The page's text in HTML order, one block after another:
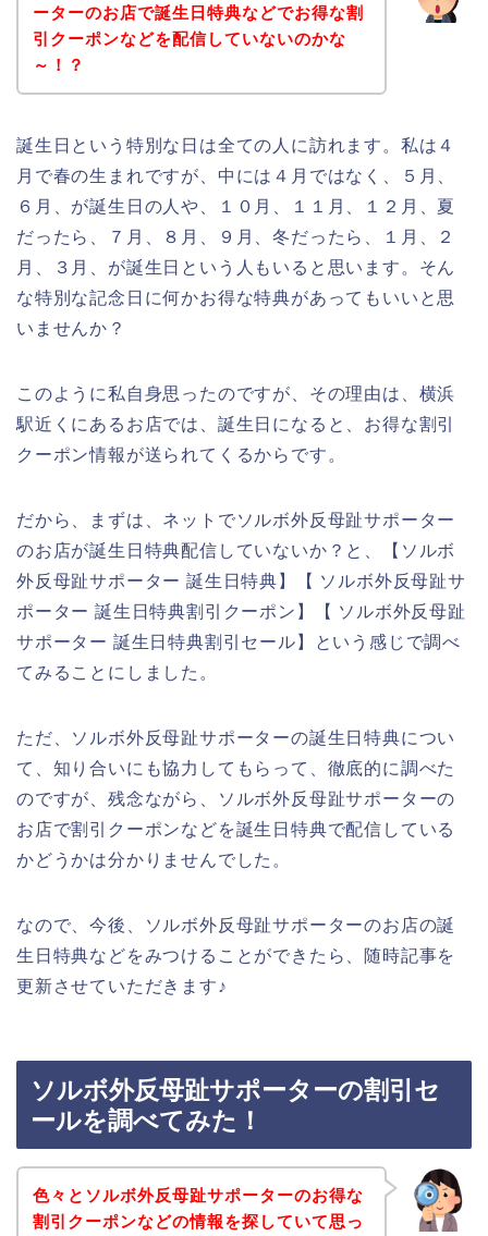
ーターのお店で誕生日特典などでお得な割
引クーポンなどを配信していないのかな
～！？
誕生日という特別な日は全ての人に訪れます。私は４
月で春の生まれですが、中には４月ではなく、５月、
６月、が誕生日の人や、１０月、１１月、１２月、夏
だったら、７月、８月、９月、冬だったら、１月、２
月、３月、が誕生日という人もいると思います。そん
な特別な記念日に何かお得な特典があってもいいと思
いませんか？
このように私自身思ったのですが、その理由は、横浜
駅近くにあるお店では、誕生日になると、お得な割引
クーポン情報が送られてくるからです。
だから、まずは、ネットでソルボ外反母趾サポーター
のお店が誕生日特典配信していないか？と、【ソルボ
外反母趾サポーター 誕生日特典】【 ソルボ外反母趾サ
ポーター 誕生日特典割引クーポン】【 ソルボ外反母趾
サポーター 誕生日特典割引セール】という感じで調べ
てみることにしました。
ただ、ソルボ外反母趾サポーターの誕生日特典につい
て、知り合いにも協力してもらって、徹底的に調べた
のですが、残念ながら、ソルボ外反母趾サポーターの
お店で割引クーポンなどを誕生日特典で配信している
かどうかは分かりませんでした。
なので、今後、ソルボ外反母趾サポーターのお店の誕
生日特典などをみつけることができたら、随時記事を
更新させていただきます♪
ソルボ外反母趾サポーターの割引セ
ールを調べてみた！
色々とソルボ外反母趾サポーターのお得な
割引クーポンなどの情報を探していて思っ